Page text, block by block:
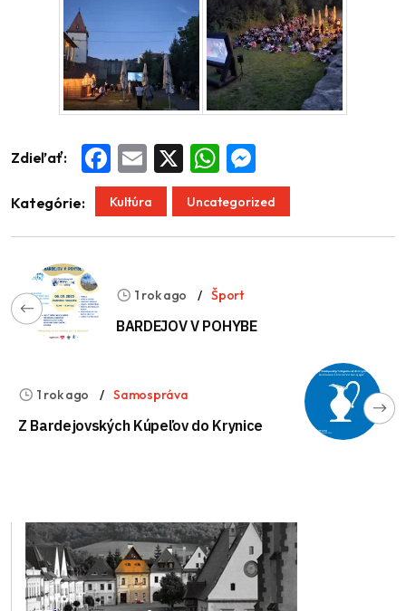
Zdieľať: Facebook
Email WhatsApp
Kategórie: Kultúra Uncategorized
1 rok ago Šport
BARDEJOV V POHYBE
1 rok ago Samospráva
Z Bardejovských Kúpeľov do Krynice